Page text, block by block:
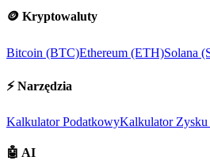
🪙 Kryptowaluty
Bitcoin (BTC)Ethereum (ETH)Solana
⚡ Narzędzia
Kalkulator PodatkowyKalkulator
🤖 AI